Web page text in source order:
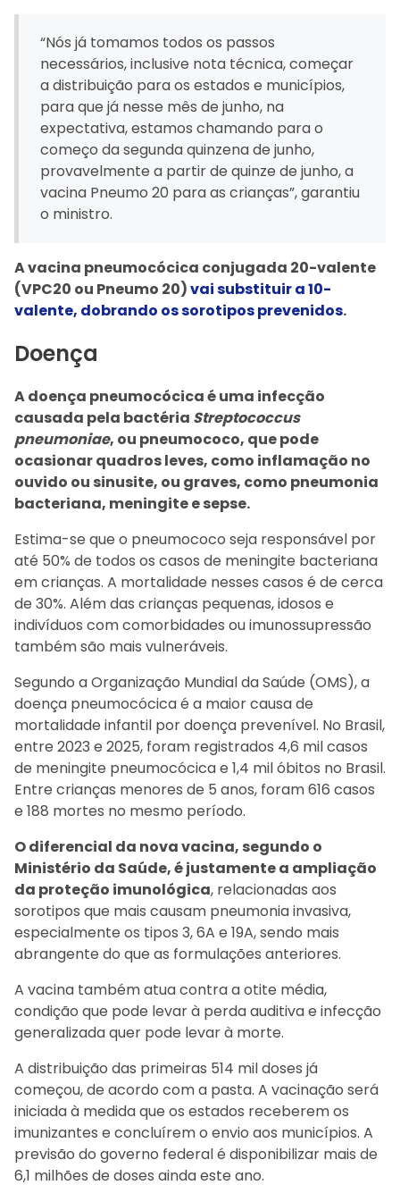
“Nós já tomamos todos os passos
necessários, inclusive nota técnica, começar
a distribuição para os estados e municípios,
para que já nesse mês de junho, na
expectativa, estamos chamando para o
começo da segunda quinzena de junho,
provavelmente a partir de quinze de junho, a
vacina Pneumo 20 para as crianças”, garantiu
o ministro.
A vacina pneumocócica conjugada 20-valente
(VPC20 ou Pneumo 20)vai substituir a 10-
valente, dobrando os sorotipos prevenidos.
Doença
A doença pneumocócica é uma infecção
causada pela bactéria Streptococcus
pneumoniae, ou pneumococo, que pode
ocasionar quadros leves, como inflamação no
ouvido ou sinusite, ou graves, como pneumonia
bacteriana, meningite e sepse.
Estima-se que o pneumococo seja responsável por
até 50% de todos os casos de meningite bacteriana
em crianças. A mortalidade nesses casos é de cerca
de 30%. Além das crianças pequenas, idosos e
indivíduos com comorbidades ou imunossupressão
também são mais vulneráveis.
Segundo a Organização Mundial da Saúde (OMS), a
doença pneumocócica é a maior causa de
mortalidade infantil por doença prevenível. No Brasil,
entre 2023 e 2025, foram registrados 4,6 mil casos
de meningite pneumocócica e 1,4 mil óbitos no Brasil.
Entre crianças menores de 5 anos, foram 616 casos
e 188 mortes no mesmo período.
O diferencial da nova vacina, segundo o
Ministério da Saúde, é justamente a ampliação
da proteção imunológica, relacionadas aos
sorotipos que mais causam pneumonia invasiva,
especialmente os tipos 3, 6A e 19A, sendo mais
abrangente do que as formulações anteriores.
A vacina também atua contra a otite média,
condição que pode levar à perda auditiva e infecção
generalizada quer pode levar à morte.
A distribuição das primeiras 514 mil doses já
começou, de acordo com a pasta. A vacinação será
iniciada à medida que os estados receberem os
imunizantes e concluírem o envio aos municípios. A
previsão do governo federal é disponibilizar mais de
6,1 milhões de doses ainda este ano.